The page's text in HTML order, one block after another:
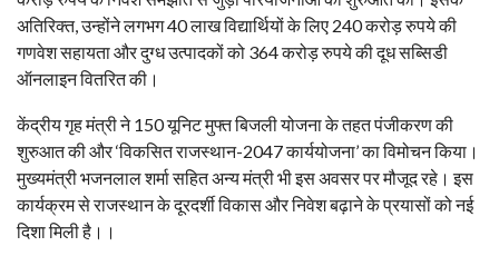
अतिरिक्त, उन्होंने लगभग 40 लाख विद्यार्थियों के लिए 240 करोड़ रुपये की
गणवेश सहायता और दुग्ध उत्पादकों को 364 करोड़ रुपये की दूध सब्सिडी
ऑनलाइन वितरित की।
केंद्रीय गृह मंत्री ने 150 यूनिट मुफ्त बिजली योजना के तहत पंजीकरण की
शुरुआत की और ‘विकसित राजस्थान-2047 कार्ययोजना’ का विमोचन किया।
मुख्यमंत्री भजनलाल शर्मा सहित अन्य मंत्री भी इस अवसर पर मौजूद रहे। इस
कार्यक्रम से राजस्थान के दूरदर्शी विकास और निवेश बढ़ाने के प्रयासों को नई
दिशा मिली है।।